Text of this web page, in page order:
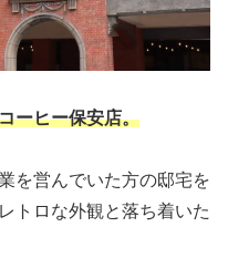
ーヒー保安店。
を営んでいた方の邸宅を
トロな外観と落ち着いた